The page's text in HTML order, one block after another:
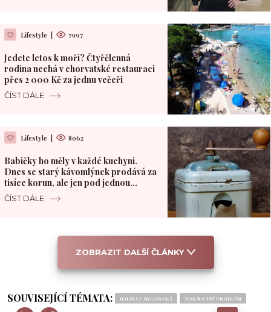
Lifestyle | 7997
Jedete letos k moři? Čtyřčlenná
rodina nechá v chorvatské restauraci
přes 2 000 Kč za jednu večeři
ČÍST DÁLE
Lifestyle | 8062
Babičky ho měly v každé kuchyni.
Dnes se starý kávomlýnek prodává za
tisíce korun, ale jen pod jednou
podmínkou
ČÍST DÁLE
ZOBRAZIT DALŠÍ ČLÁNKY
SOUVISEJÍCÍ TÉMATA: HALINA PAWLOWSKÁ ZDRAVOTNÍ PROBLÉM